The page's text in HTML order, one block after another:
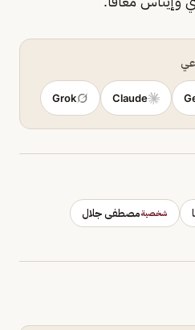
Claude
Grok
شخصيةمصطفى جلال